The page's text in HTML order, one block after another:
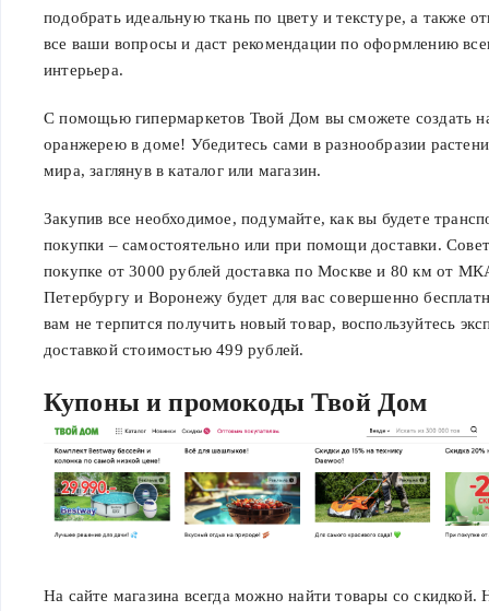
подобрать идеальную ткань по цвету и текстуре, а также
все ваши вопросы и даст рекомендации по оформлению
интерьера.
С помощью гипермаркетов Твой Дом вы сможете создать
оранжерею в доме! Убедитесь сами в разнообразии
мира, заглянув в каталог или магазин.
Закупив все необходимое, подумайте, как вы будете
покупки – самостоятельно или при помощи доставки.
покупке от 3000 рублей доставка по Москве и 80 км от
Петербургу и Воронежу будет для вас совершенно
вам не терпится получить новый товар, воспользуйтесь
доставкой стоимостью 499 рублей.
Купоны и промокоды Твой Дом
На сайте магазина всегда можно найти товары со скидкой.